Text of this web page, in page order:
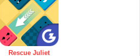
Rescue Juliet